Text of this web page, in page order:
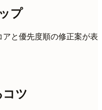
プ
と優先度順の修正案が表
ツ